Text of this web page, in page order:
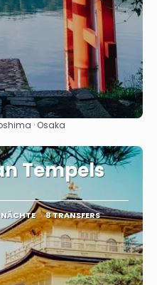
· Osaka
Tempels
NÄCHTE 8 TRANSFERS